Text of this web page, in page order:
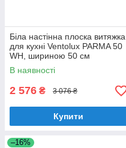
Біла настінна плоска витяжка
для кухні Ventolux PARMA 50
WH, шириною 50 см
В наявності
2 576 ₴ 3 076 ₴
Купити
–16%